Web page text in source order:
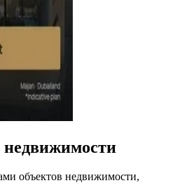
объектов недвижимости,